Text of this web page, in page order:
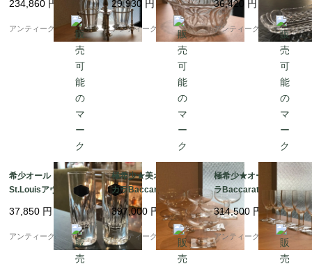
ストフル稀少
234,860 円
アンティーク ボアルネ
★スミレ
29,930 円
アンティーク ボアルネ
♡
36,420 円
アンティーク ボアルネ
希少オールドサンルイ
St.LouisアヴィニョンA
vignonウォッカグラス
2個
37,850 円
アンティーク ボアルネ
極希少★美オールドバ
カラBaccaratダヴォス
Davosシャンパングラ
ス♡6個
397,000 円
アンティーク ボアルネ
極希少★オールドバカ
ラBaccaratダヴォスD
avosアペリティフグラ
ス6個★
314,500 円
アンティーク ボアルネ